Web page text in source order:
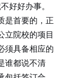
好好办事。
是首要的，正
立院校的项目
须具备相应的
谁都说不清